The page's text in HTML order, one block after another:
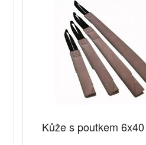
Kůže s poutkem